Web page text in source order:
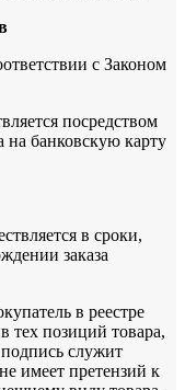
с Законом
посредством
на банковскую карту
в сроки,
заказа
в реестре
тех позиций товара,
служит
имеет претензий к